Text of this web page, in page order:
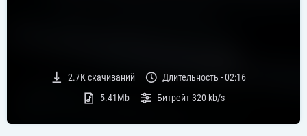
2.7Kскачиваний Длительность -02:16
5.41Mb
Битрейт320 kb/s